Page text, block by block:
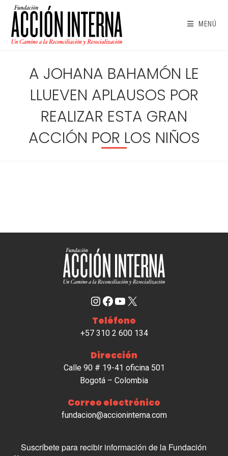
contenido
MENÚ
A JOHANA BAHAMÓN LE
LLUEVEN APLAUSOS POR
REALIZAR ESTA GRAN
ACCIÓN POR LOS NIÑOS
Instagram Facebook YouTube X
Teléfono
+57 310 2 600 134
Dirección
Calle 90 # 19-41 oficina 501
Bogotá – Colombia
Correo electrónico
fundacion@accioninterna.com